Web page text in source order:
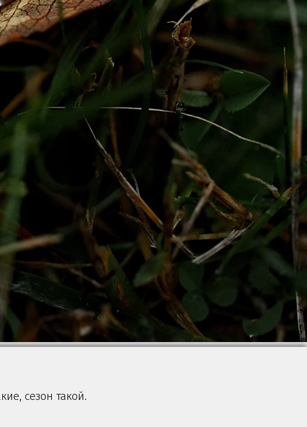
сезон такой.